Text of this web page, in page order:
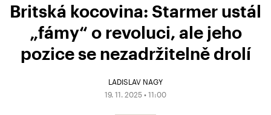
Britská kocovina: Starmer ustál
„fámy“ o revoluci, ale jeho
pozice se nezadržitelně drolí
LADISLAV NAGY
19. 11. 2025 • 11:00